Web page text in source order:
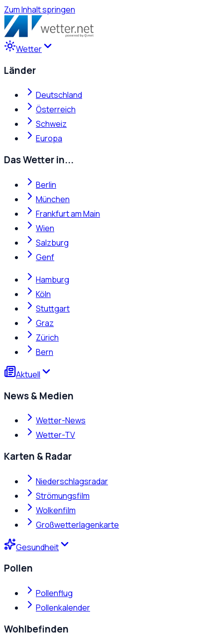
Zum Inhalt springen
Wetter
Länder
Deutschland
Österreich
Schweiz
Europa
Das Wetter in...
Berlin
München
Frankfurt am Main
Wien
Salzburg
Genf
Hamburg
Köln
Stuttgart
Graz
Zürich
Bern
Aktuell
News & Medien
Wetter-News
Wetter-TV
Karten & Radar
Niederschlagsradar
Strömungsfilm
Wolkenfilm
Großwetterlagenkarte
Gesundheit
Pollen
Pollenflug
Pollenkalender
Wohlbefinden